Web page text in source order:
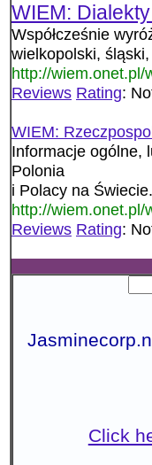
WIEM:
Współcześnie
wielkopolski,
http://wiem.onet.pl/
Reviews Rating:
WIEM:
Informacje ogólne,
Polonia
i Polacy na Świecie.
http://wiem.onet.pl/
Reviews Rating:
Click